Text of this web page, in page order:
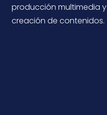
producción multimedia y
creación de contenidos.